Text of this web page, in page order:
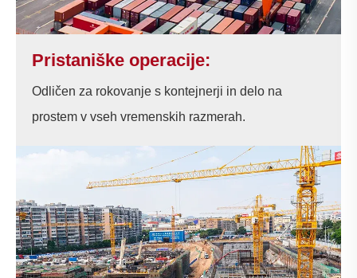
Pristaniške operacije:
Odličen za rokovanje s kontejnerji in delo na
prostem v vseh vremenskih razmerah.